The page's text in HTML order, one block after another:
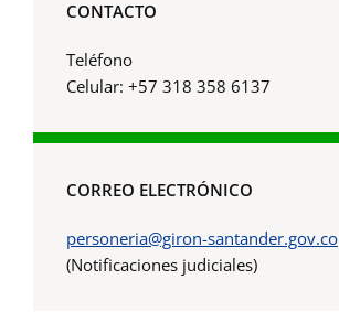
CONTACTO
Teléfono
Celular: +57 318 358 6137
CORREO ELECTRÓNICO
personeria@giron-santander.gov.co
(Notificaciones judiciales)